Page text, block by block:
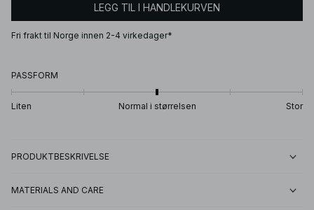
LEGG TIL I HANDLEKURVEN
Fri frakt til Norge innen 2-4 virkedager*
PASSFORM
Liten Normal i størrelsen Stor
PRODUKTBESKRIVELSE
MATERIALS AND CARE